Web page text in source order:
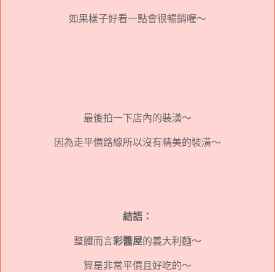
如果樣子好看一點會很暢銷喔～
最後拍一下店內的裝潢～
因為走平價路線所以沒有精美的裝潢～
結語：
整體而言彩醬屋的義大利麵～
算是非常平價且好吃的～